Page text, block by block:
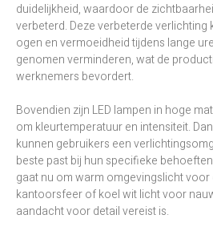
duidelijkheid, waardoor de
verbeterd. Deze verbeterde verlichting
ogen en vermoeidheid tijdens lange
genomen verminderen, wat de
werknemers bevordert.
Bovendien zijn LED lampen in hoge
om kleurtemperatuur en intensiteit.
kunnen gebruikers een
beste past bij hun specifieke
gaat nu om warm omgevingslicht voor
kantoorsfeer of koel wit licht voor
aandacht voor detail vereist is.